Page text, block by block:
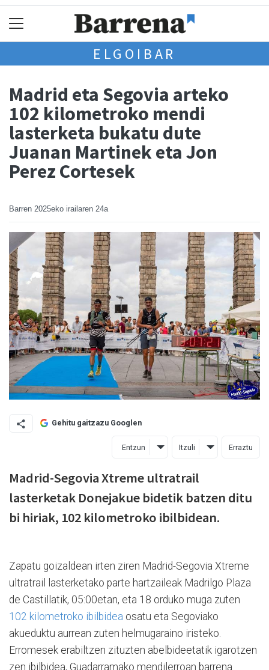
ELGOIBAR
Madrid eta Segovia arteko
102 kilometroko mendi
lasterketa bukatu dute
Juanan Martinek eta Jon
Perez Cortesek
Barren 2025eko irailaren 24a
Gehitu gaitzazu Googlen
Entzun Itzuli Erraztu
Madrid-Segovia Xtreme ultratrail
lasterketak Donejakue bidetik batzen ditu
bi hiriak, 102 kilometroko ibilbidean.
Zapatu goizaldean irten ziren Madrid-Segovia Xtreme
ultratrail lasterketako parte hartzaileak Madrilgo Plaza
de Castillatik, 05:00etan, eta 18 orduko muga zuten
102 kilometroko ibilbidea osatu eta Segoviako
akueduktu aurrean zuten helmugaraino iristeko.
Erromesek erabiltzen zituzten abelbideetatik igarotzen
zen ibilbidea, Guadarramako mendilerroan barrena